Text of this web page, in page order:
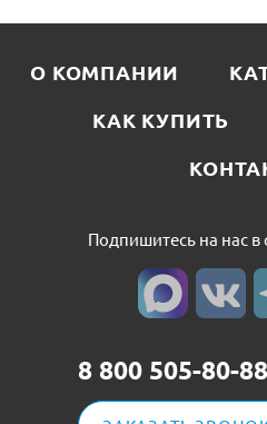
О КОМПАНИИ
КАК КУПИТЬ
Подпишитесь на нас в
8 800 505-80-88